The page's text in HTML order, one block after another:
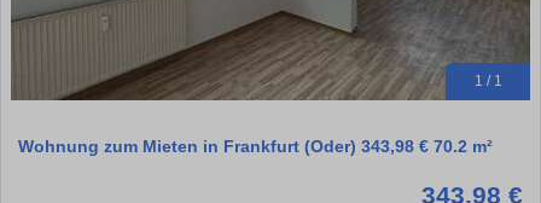
1 / 1
Wohnung zum Mieten in Frankfurt (Oder) 343,98 € 70.2 m²
343,98 €